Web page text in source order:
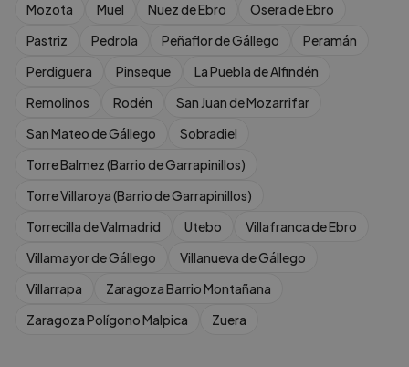
Mozota
Muel Nuez de Ebro
Osera de Ebro
Pastriz
Pedrola Peñaflor de Gállego
Peramán
Perdiguera
Pinseque
La Puebla de Alfindén
Remolinos
Rodén
San Juan de Mozarrifar
San Mateo de Gállego
Sobradiel
Torre Balmez (Barrio de Garrapinillos)
Torre Villaroya (Barrio de Garrapinillos)
Torrecilla de Valmadrid
Utebo
Villafranca de Ebro
Villamayor de Gállego
Villanueva de Gállego
Villarrapa
Zaragoza Barrio Montañana
Zaragoza Polígono Malpica
Zuera